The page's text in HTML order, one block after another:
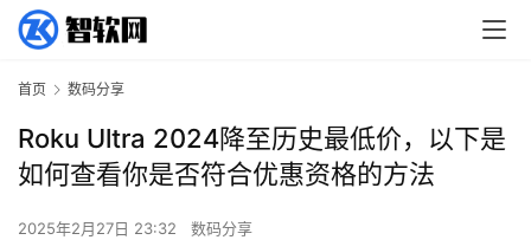
首页 数码分享
Roku Ultra 2024降至历史最低价，以下是
如何查看你是否符合优惠资格的方法
2025年2月27日 23:32 数码分享